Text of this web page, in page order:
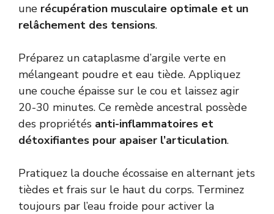
une récupération musculaire optimale et un
relâchement des tensions.
Préparez un cataplasme d’argile verte en
mélangeant poudre et eau tiède. Appliquez
une couche épaisse sur le cou et laissez agir
20-30 minutes. Ce remède ancestral possède
des propriétés anti-inflammatoires et
détoxifiantes pour apaiser l’articulation.
Pratiquez la douche écossaise en alternant jets
tièdes et frais sur le haut du corps. Terminez
toujours par l’eau froide pour activer la